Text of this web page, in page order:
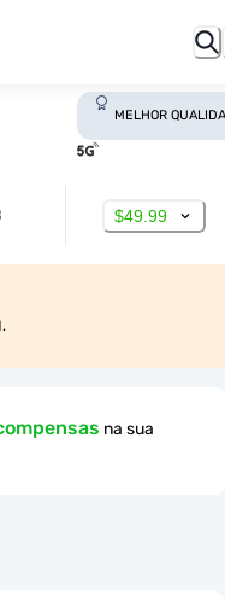
MELHOR
$49.99
na sua